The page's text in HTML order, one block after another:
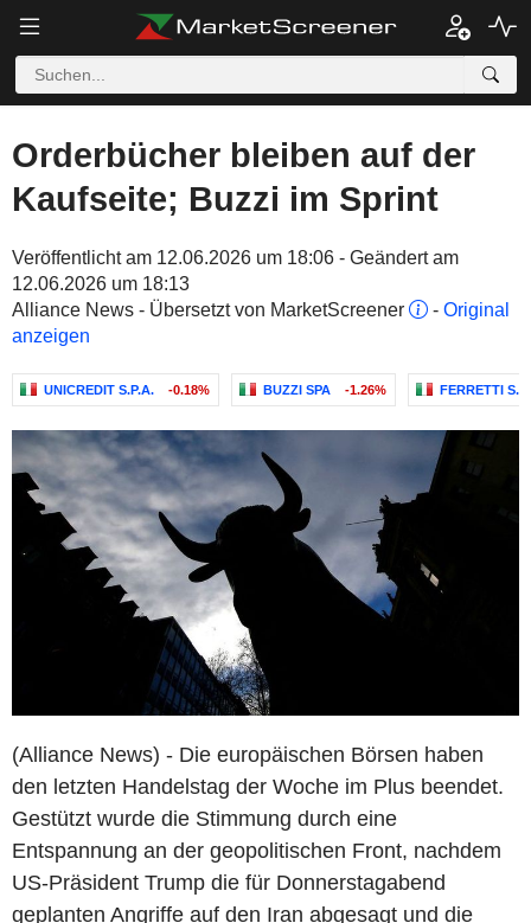
Orderbücher bleiben auf der
Kaufseite; Buzzi im Sprint
Veröffentlicht am 12.06.2026 um 18:06 - Geändert am
12.06.2026 um 18:13
Alliance News - Übersetzt von MarketScreener
- Original
anzeigen
UNICREDIT S.P.A. -0.18% BUZZI SPA -1.26% FERRETTI
(Alliance News) - Die europäischen Börsen haben
den letzten Handelstag der Woche im Plus beendet.
Gestützt wurde die Stimmung durch eine
Entspannung an der geopolitischen Front, nachdem
US-Präsident Trump die für Donnerstagabend
geplanten Angriffe auf den Iran abgesagt und die